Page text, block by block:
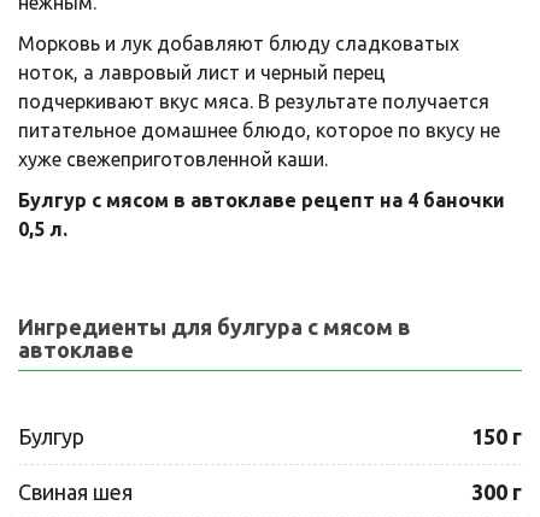
Морковь и лук добавляют блюду сладковатых
ноток, а лавровый лист и черный перец
подчеркивают вкус мяса. В результате получается
питательное домашнее блюдо, которое по вкусу не
хуже свежеприготовленной каши.
Булгур с мясом в автоклаве рецепт на 4 баночки
0,5 л.
Ингредиенты для булгура с мясом в
автоклаве
Булгур 150 г
Свиная шея 300 г